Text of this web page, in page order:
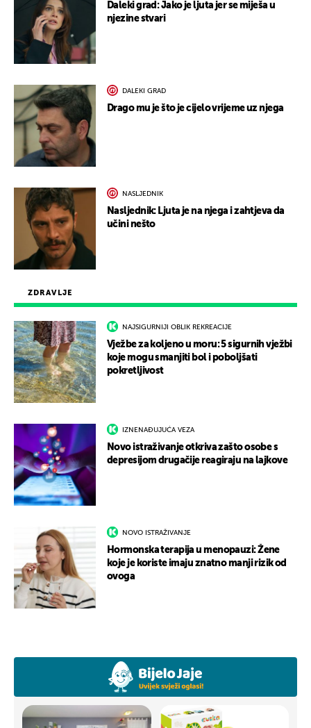
ZDRAVLJE
NAJSIGURNIJI OBLIK REKREACIJE
Vježbe za koljeno u moru: 5 sigurnih vježbi
koje mogu smanjiti bol i poboljšati
pokretljivost
IZNENAĐUJUĆA VEZA
Novo istraživanje otkriva zašto osobe s
depresijom drugačije reagiraju na lajkove
NOVO ISTRAŽIVANJE
Hormonska terapija u menopauzi: Žene
koje je koriste imaju znatno manji rizik od
ovoga
Daleki grad: Jako je ljuta jer se miješa u
njezine stvari
DALEKI GRAD
Drago mu je što je cijelo vrijeme uz njega
NASLJEDNIK
Nasljednik: Ljuta je na njega i zahtjeva da
učini nešto